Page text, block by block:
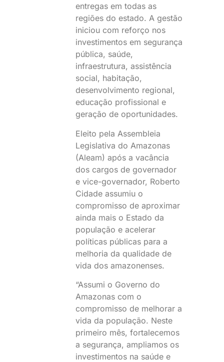
entregas em todas as
regiões do estado. A gestão
iniciou com reforço nos
investimentos em segurança
pública, saúde,
infraestrutura, assistência
social, habitação,
desenvolvimento regional,
educação profissional e
geração de oportunidades.
Eleito pela Assembleia
Legislativa do Amazonas
(Aleam) após a vacância
dos cargos de governador
e vice-governador, Roberto
Cidade assumiu o
compromisso de aproximar
ainda mais o Estado da
população e acelerar
políticas públicas para a
melhoria da qualidade de
vida dos amazonenses.
“Assumi o Governo do
Amazonas com o
compromisso de melhorar a
vida da população. Neste
primeiro mês, fortalecemos
a segurança, ampliamos os
investimentos na saúde e